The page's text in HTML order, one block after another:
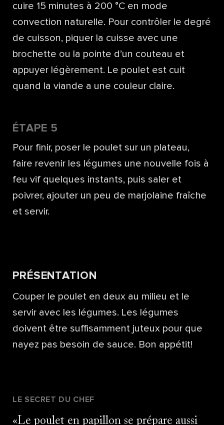
cuire 15 minutes à 200 °C en mode
convection naturelle. Pour contrôler le degré
de cuisson, piquer la cuisse avec une
brochette ou la pointe d’un couteau et
appuyer légèrement. Le poulet est cuit
quand la viande a une couleur claire.
ÉTAPE 5
Pour finir, poser le poulet sur un plateau,
faire revenir les légumes une nouvelle fois à
feu vif quelques instants, puis saler et
poivrer, ajouter un peu de marjolaine fraîche
et servir.
PRÉSENTATION
Couper le poulet en deux au milieu et le
servir avec les légumes. Les légumes
doivent être suffisamment juteux pour que
nayez pas besoin de sauce. Bon appétit!
LE SECRET DU CHEF
Le poulet en papillon se prépare aussi